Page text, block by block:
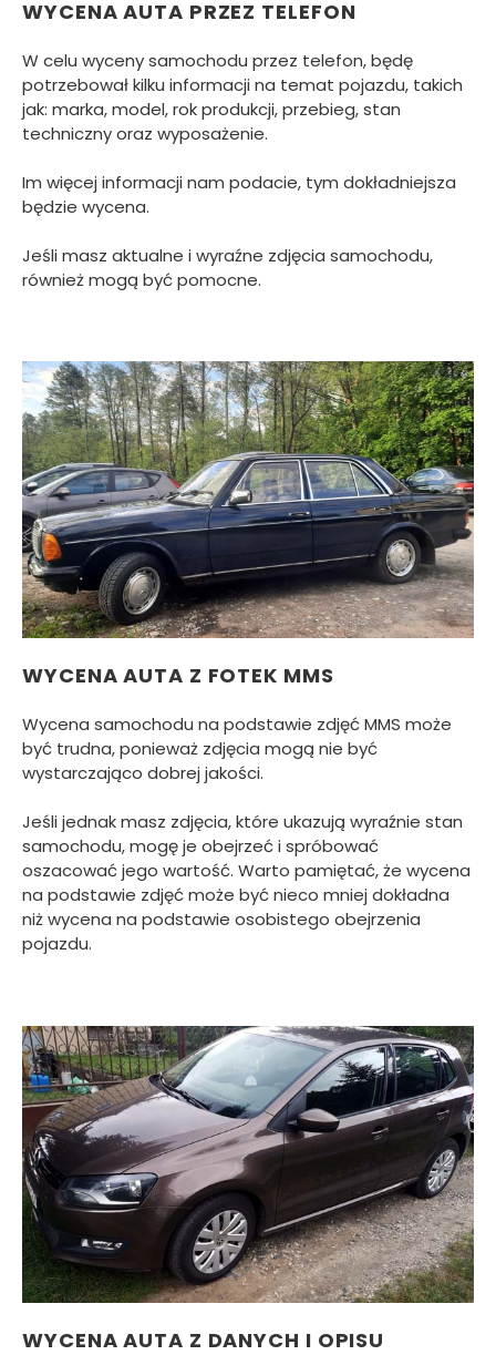
WYCENA AUTA PRZEZ TELEFON
W celu wyceny samochodu przez telefon, będę
potrzebował kilku informacji na temat pojazdu, takich
jak: marka, model, rok produkcji, przebieg, stan
techniczny oraz wyposażenie.
Im więcej informacji nam podacie, tym dokładniejsza
będzie wycena.
Jeśli masz aktualne i wyraźne zdjęcia samochodu,
również mogą być pomocne.
WYCENA AUTA Z FOTEK MMS
Wycena samochodu na podstawie zdjęć MMS może
być trudna, ponieważ zdjęcia mogą nie być
wystarczająco dobrej jakości.
Jeśli jednak masz zdjęcia, które ukazują wyraźnie stan
samochodu, mogę je obejrzeć i spróbować
oszacować jego wartość. Warto pamiętać, że wycena
na podstawie zdjęć może być nieco mniej dokładna
niż wycena na podstawie osobistego obejrzenia
pojazdu.
WYCENA AUTA Z DANYCH I OPISU